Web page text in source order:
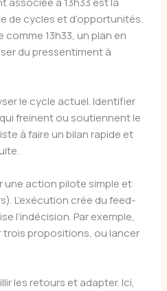
de cycles et d’opportunités.
13h33, un plan en
du pressentiment à
le cycle actuel. Identifier
freinent ou soutiennent le
à faire un bilan rapide et
une action pilote simple et
L’exécution crée du feed-
l’indécision. Par exemple,
propositions, ou lancer
les retours et adapter. Ici,